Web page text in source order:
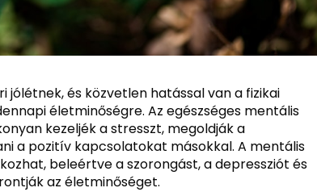
és közvetlen hatással van a fizikai
életminőségre. Az egészséges mentális
kezeljék a stresszt, megoldják a
a pozitív kapcsolatokat másokkal. A mentális
beleértve a szorongást, a depressziót és
az életminőséget.